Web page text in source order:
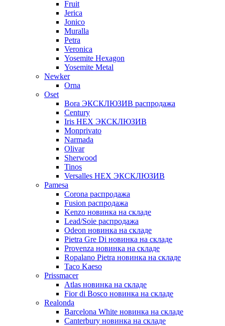
Fruit
Jerica
Jonico
Muralla
Petra
Veroniсa
Yosemite Hexagon
Yosemite Metal
Newker
Orna
Oset
Bora ЭКСКЛЮЗИВ распродажа
Century
Iris HEX ЭКСКЛЮЗИВ
Monprivato
Narmada
Olivar
Sherwood
Tinos
Versalles HEX ЭКСКЛЮЗИВ
Pamesa
Corona распродажа
Fusion распродажа
Kenzo новинка на складе
Lead/Soie распродажа
Odeon новинка на складе
Pietra Gre Di новинка на складе
Provenza новинка на складе
Ropalano Pietra новинка на складе
Taco Kaeso
Prissmacer
Atlas новинка на складе
Fior di Bosco новинка на складе
Realonda
Barсelona White новинка на складе
Canterbury новинка на складе